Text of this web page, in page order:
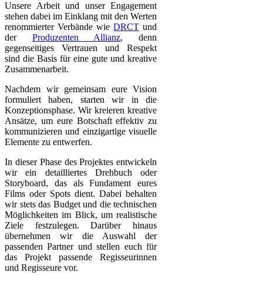
Unsere Arbeit und unser Engagement
stehen dabei im Einklang mit den Werten
renommierter Verbände wieDRCT und
der Produzenten Allianz, denn
gegenseitiges Vertrauen und Respekt
sind die Basis für eine gute und kreative
Zusammenarbeit.
Nachdem wir gemeinsam eure Vision
formuliert haben, starten wir in die
Konzeptionsphase. Wir kreieren kreative
Ansätze, um eure Botschaft effektiv zu
kommunizieren und einzigartige visuelle
Elemente zu entwerfen.
In dieser Phase des Projektes entwickeln
wir ein detailliertes Drehbuch oder
Storyboard, das als Fundament eures
Films oder Spots dient. Dabei behalten
wir stets das Budget und die technischen
Möglichkeiten im Blick, um realistische
Ziele festzulegen. Darüber hinaus
übernehmen wir die Auswahl der
passenden Partner und stellen euch für
das Projekt passende Regisseurinnen
und Regisseure vor.